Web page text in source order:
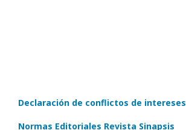
Declaración de conflictos de intereses
Normas Editoriales Revista Sinapsis